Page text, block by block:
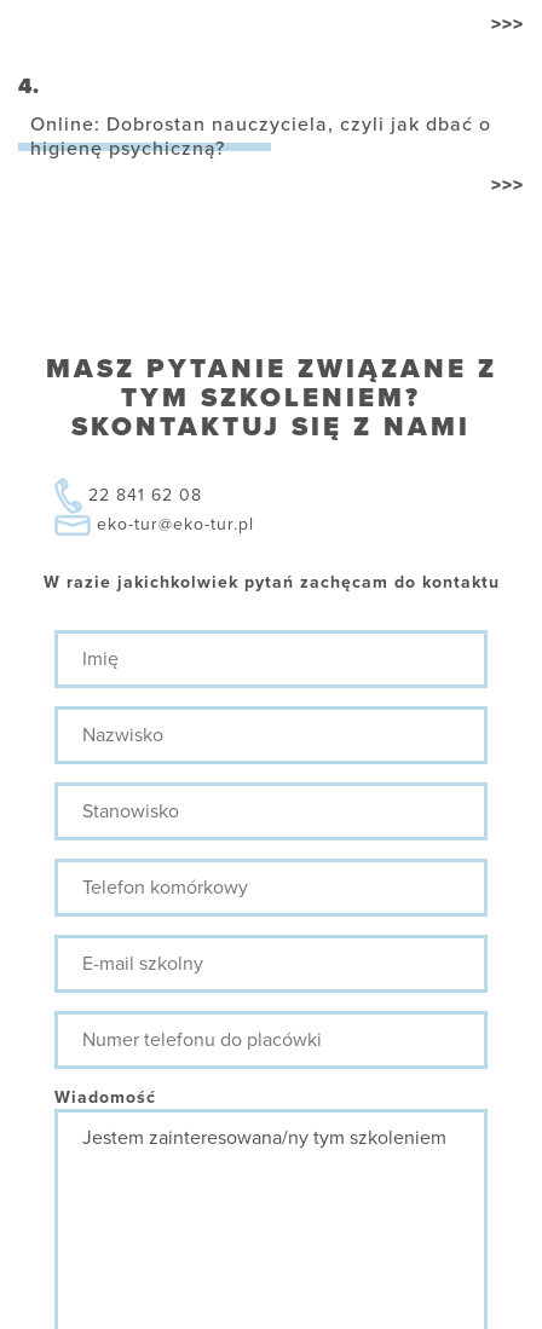
>>>
4.
Online: Dobrostan nauczyciela, czyli jak dbać o
higienę psychiczną?
>>>
MASZ PYTANIE ZWIĄZANE Z
TYM SZKOLENIEM?
SKONTAKTUJ SIĘ Z NAMI
22 841 62 08
eko-tur@eko-tur.pl
W razie jakichkolwiek pytań zachęcam do kontaktu
Imię
Nazwisko
Stanowisko
Telefon
komórkowy
E-
mail
szkolny
Numer
telefonu
do
Wiadomość